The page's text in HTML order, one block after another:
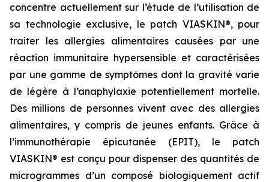
concentre actuellement sur l’étude de l’utilisation de
sa technologie exclusive, le patch VIASKIN®, pour
traiter les allergies alimentaires causées par une
réaction immunitaire hypersensible et caractérisées
par une gamme de symptômes dont la gravité varie
de légère à l’anaphylaxie potentiellement mortelle.
Des millions de personnes vivent avec des allergies
alimentaires, y compris de jeunes enfants. Grâce à
l’immunothérapie épicutanée (EPIT), le patch
VIASKIN® est conçu pour dispenser des quantités de
microgrammes d’un composé biologiquement actif